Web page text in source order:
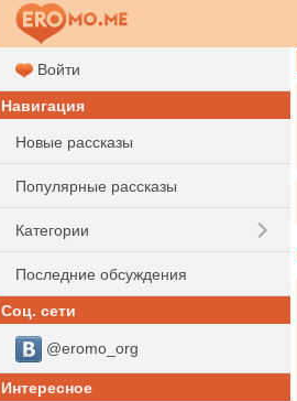
Войти
Навигация
Новые рассказы
Популярные рассказы
Категории
Последние обсуждения
Соц. сети
@eromo_org
Интересное